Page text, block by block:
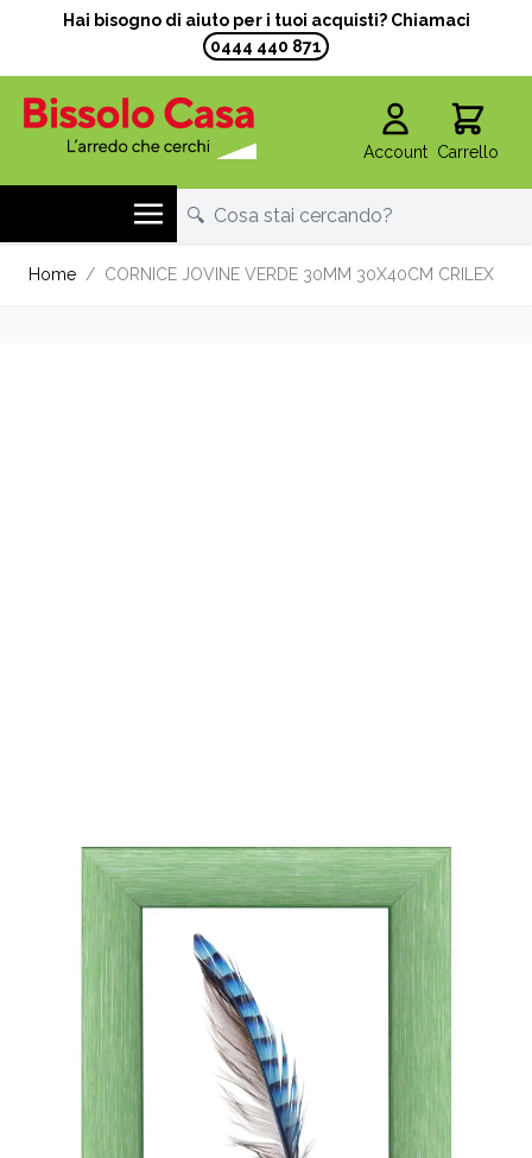
Hai bisogno di aiuto per i tuoi acquisti? Chiamaci
0444 440 871
Account Carrello
Home / CORNICE JOVINE VERDE 30MM 30X40CM CRILEX
CORNICE JOVINE VERDE 30MM
30X40CM CRILEX
CJOV20108CN